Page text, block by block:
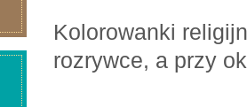
Kolorowanki
rozrywce, a przy